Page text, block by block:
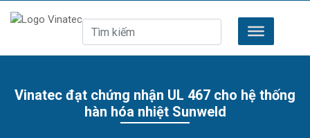
Vinatec đạt chứng nhận UL 467 cho hệ thống
hàn hóa nhiệt Sunweld